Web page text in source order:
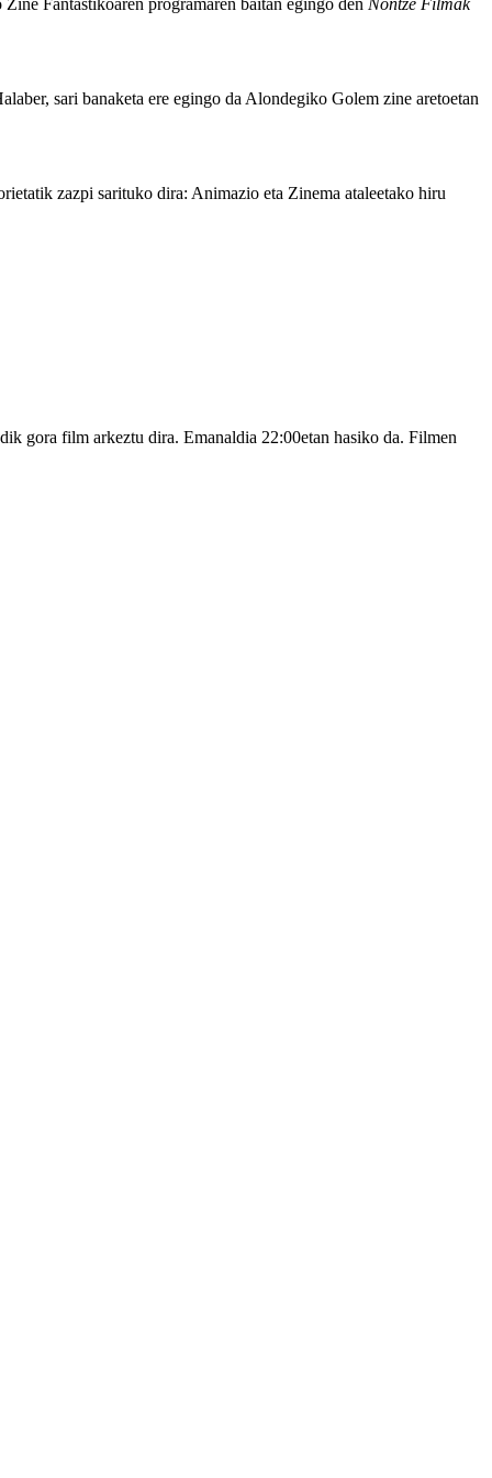
sari banaketa ere egingo da Alondegiko Golem zine aretoetan
zazpi sarituko dira: Animazio eta Zinema ataleetako hiru
gora film arkeztu dira. Emanaldia 22:00etan hasiko da. Filmen